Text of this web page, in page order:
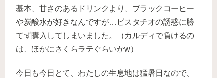
基本、甘さのあるドリンクより、ブラックコーヒー
や炭酸水が好きなんですが…ピスタチオの誘惑に勝
てず購入してしまいました。（カルディで負けるの
は、ほかにさくらラテぐらいかw）
今日も今日とて、わたしの生息地は猛暑日なので、